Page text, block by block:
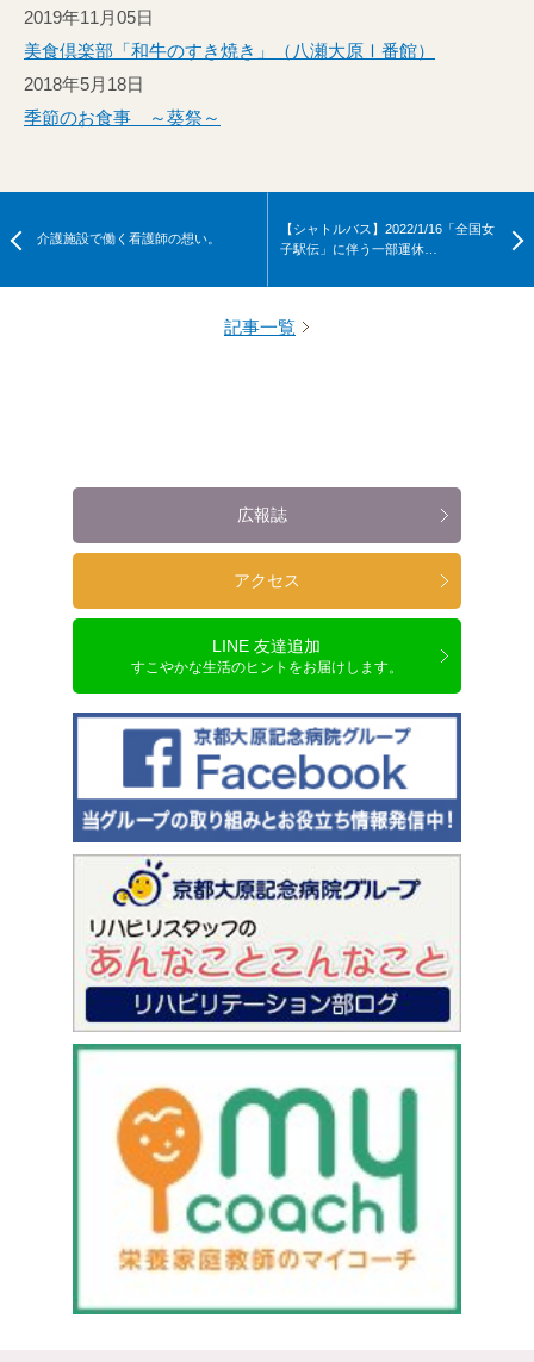
2019年11月05日
美食倶楽部「和牛のすき焼き」（八瀬大原Ⅰ番館）
2018年5月18日
季節のお食事 ～葵祭～
介護施設で働く看護師の想い。
【シャトルバス】2022/1/16「全国女
子駅伝」に伴う一部運休…
記事一覧
広報誌
アクセス
LINE 友達追加
すこやかな生活のヒントをお届けします。